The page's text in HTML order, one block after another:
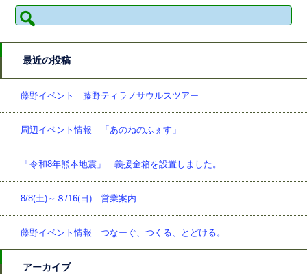
検
索:
最近の投稿
藤野イベント 藤野ティラノサウルスツアー
周辺イベント情報 「あのねのふぇす」
「令和8年熊本地震」 義援金箱を設置しました。
8/8(土)～８/16(日) 営業案内
藤野イベント情報 つなーぐ、つくる、とどける。
アーカイブ